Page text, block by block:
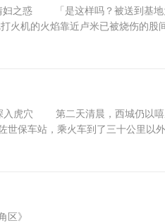
？被送到基地为黑鬼们
火机的火焰靠近卢米已被烧伤
，西城仍以嘻皮士的打
保车站，乘火车到了三十公里以外
简介 地质学